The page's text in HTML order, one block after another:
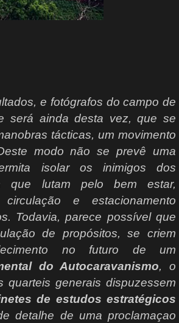
e fotógrafos do campo de
será ainda desta vez, que se
tácticas, um movimento
modo não se prevê uma
isolar os inimigos dos
que lutam pelo bem estar,
e estacionamento
Todavia, parece possível que
de propósitos, se criem
no futuro de um
do Autocaravanismo, o
generais dispuzessem
de estudos estratégicos
detalhe de uma proclamaçao